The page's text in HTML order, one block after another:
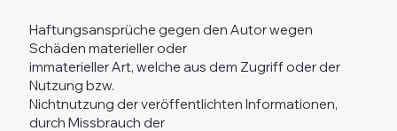
Haftungsansprüche gegen den Autor wegen
Schäden materieller oder
immaterieller Art, welche aus dem Zugriff oder der
Nutzung bzw.
Nichtnutzung der veröffentlichten Informationen,
durch Missbrauch der